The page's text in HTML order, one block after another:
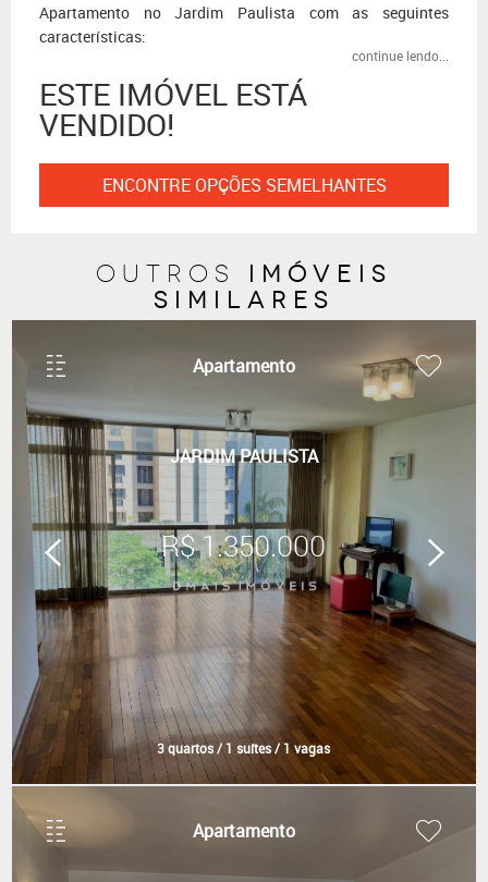
Apartamento no Jardim Paulista com as seguintes
características:
continue lendo...
ESTE IMÓVEL ESTÁ
VENDIDO!
ENCONTRE OPÇÕES SEMELHANTES
outros imóveis
similares
Apartamento
JARDIM PAULISTA
R$ 1.350.000
3 quartos / 1 suítes / 1 vagas
Apartamento